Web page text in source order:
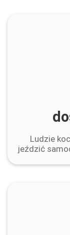
Ludzie
jeździć